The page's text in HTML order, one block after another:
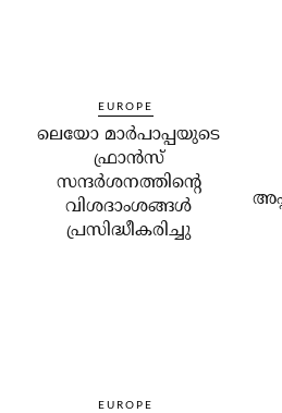
EUROPE
ലെയോ മാര്‍പാപ്പയുടെ
ഫ്രാന്‍സ്
സന്ദര്‍ശനത്തിന്റെ
വിശദാംശങ്ങള്‍
പ്രസിദ്ധീകരിച്ചു
EUROPE